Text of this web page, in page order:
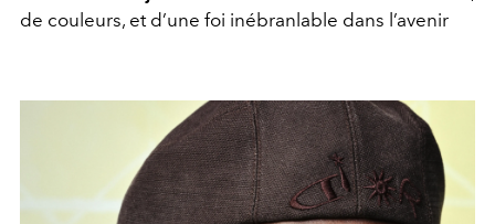
de couleurs, et d’une foi inébranlable dans l’avenir